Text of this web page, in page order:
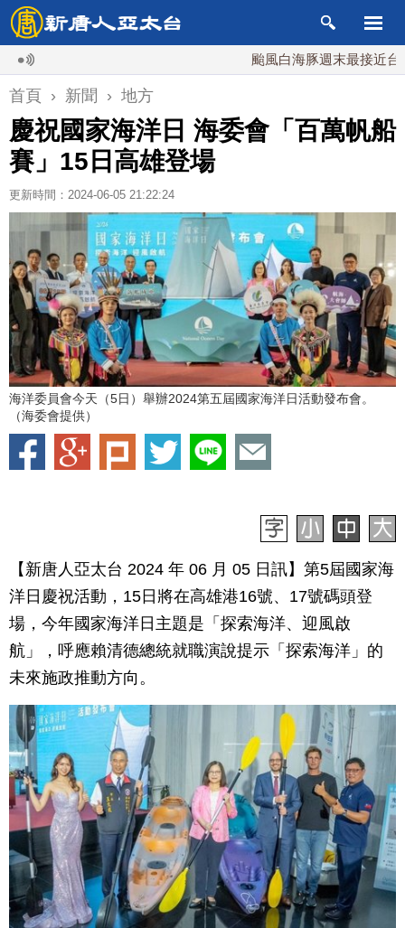
颱風白海豚週末最接近台灣 最快
首頁 › 新聞 › 地方
慶祝國家海洋日 海委會「百萬帆船
賽」15日高雄登場
更新時間：2024-06-05 21:22:24
海洋委員會今天（5日）舉辦2024第五屆國家海洋日活動發布會。
（海委會提供）
【新唐人亞太台 2024 年 06 月 05 日訊】第5屆國家海
洋日慶祝活動，15日將在高雄港16號、17號碼頭登
場，今年國家海洋日主題是「探索海洋、迎風啟
航」，呼應賴清德總統就職演說提示「探索海洋」的
未來施政推動方向。